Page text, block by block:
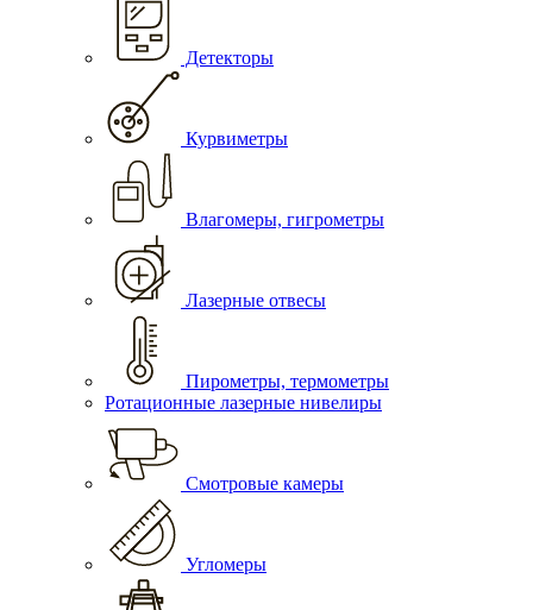
Детекторы
Курвиметры
Влагомеры, гигрометры
Лазерные отвесы
Пирометры, термометры
Ротационные лазерные нивелиры
Смотровые камеры
Угломеры